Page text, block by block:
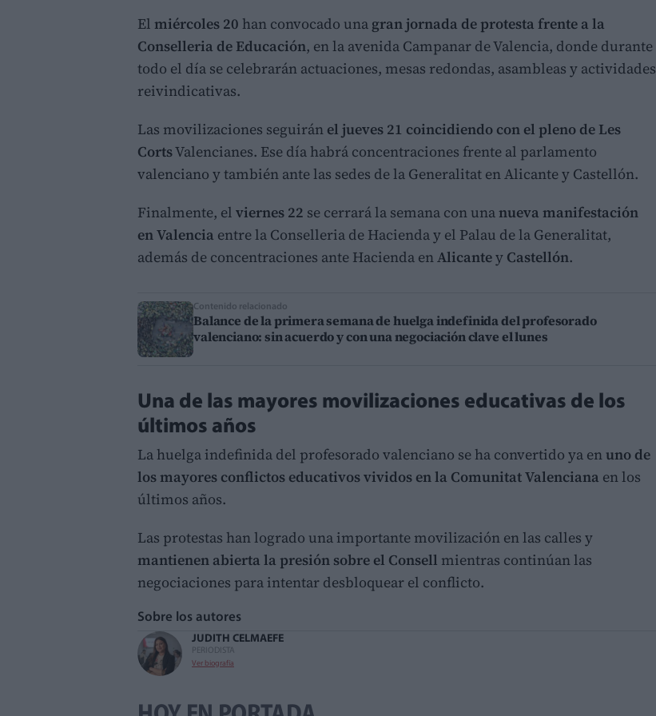
El miércoles 20 han convocado una gran jornada de protesta frente a la
Conselleria de Educación, en la avenida Campanar de Valencia, donde durante
todo el día se celebrarán actuaciones, mesas redondas, asambleas y actividades
reivindicativas.
Las movilizaciones seguirán el jueves 21 coincidiendo con el pleno de Les
CortsValencianes. Ese día habrá concentraciones frente al parlamento
valenciano y también ante las sedes de la Generalitat en Alicante y Castellón.
Finalmente, el viernes 22 se cerrará la semana con unanueva manifestación
en Valencia entre la Conselleria de Hacienda y el Palau de la Generalitat,
además de concentraciones ante Hacienda enAlicantey Castellón.
Contenido relacionado
Balance de la primera semana de huelga indefinida del profesorado
valenciano: sin acuerdo y con una negociación clave el lunes
Una de las mayores movilizaciones educativas de los
últimos años
La huelga indefinida del profesorado valenciano se ha convertido ya en uno de
los mayores conflictos educativos vividos en la Comunitat Valenciana en los
últimos años.
Las protestas han logrado una importante movilización en las calles y
mantienen abierta la presión sobre el Consell mientras continúan las
negociaciones para intentar desbloquear el conflicto.
Sobre los autores
JUDITH CELMA
PERIODISTA
Ver biografía
EFE